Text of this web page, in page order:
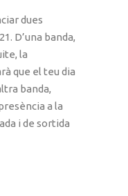
dues
D’una banda,
la
que el teu dia
banda,
a la
i de sortida